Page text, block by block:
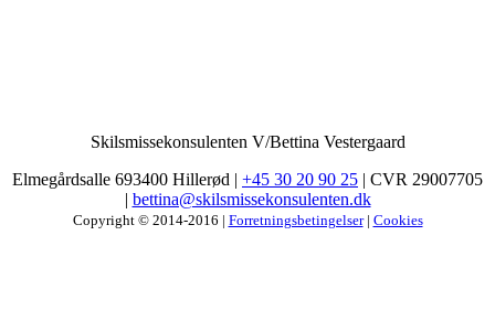
Skilsmissekonsulenten V/Bettina Vestergaard
Elmegårdsalle 693400 Hillerød | +45 30 20 90 25 | CVR 29007705
| bettina@skilsmissekonsulenten.dk
Copyright © 2014-2016 | Forretningsbetingelser| Cookies